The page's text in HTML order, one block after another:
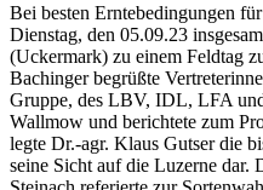
Bei besten Erntebedingungen
Dienstag, den 05.09.23
(Uckermark) zu einem Feldtag
Bachinger begrüßte
Gruppe, des LBV, IDL, LFA
Wallmow und berichtete zum
legte Dr.-agr. Klaus Gutser die
seine Sicht auf die Luzerne dar.